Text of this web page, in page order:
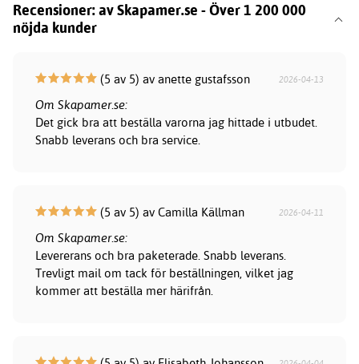
Recensioner: av Skapamer.se - Över 1 200 000
nöjda kunder
(5 av 5) av anette gustafsson 2026-04-13
Om Skapamer.se:
Det gick bra att beställa varorna jag hittade i utbudet.
Snabb leverans och bra service.
(5 av 5) av Camilla Källman 2026-04-11
Om Skapamer.se:
Levererans och bra paketerade. Snabb leverans.
Trevligt mail om tack för beställningen, vilket jag
kommer att beställa mer härifrån.